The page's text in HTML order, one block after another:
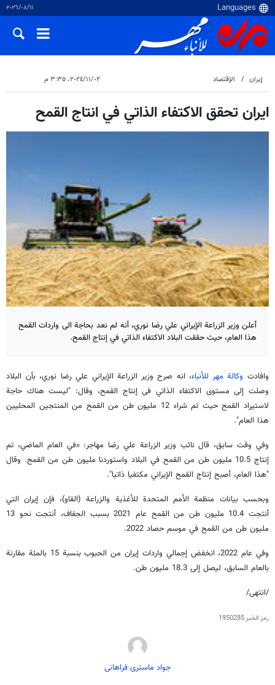
١١‏/٠٨‏/٢٠٢٦
إيران الإقتصاد ٠٢‏/١١‏/٢٠٢٤، ٣:٣٥ م
ايران تحقق الاكتفاء الذاتي في انتاج القمح
أعلن وزير الزراعة الإيراني علي رضا نوري، أنه لم نعد بحاجة الى واردات القمح
هذا العام، حيث حققت البلاد الاكتفاء الذاتي في إنتاج القمح.
وافادت وكالة مهر للأنباء، انه صرح وزير الزراعة الإيراني علي رضا نوري، بأن البلاد
وصلت إلى مستوى الاكتفاء الذاتي فی إنتاج القمح، وقال: "ليست هناك حاجة
لاستيراد القمح حيث تم شراء 12 مليون طن من القمح من المنتجين المحليين
هذا العام".
وفي وقت سابق، قال نائب وزير الزراعة علي رضا مهاجر: «في العام الماضي، تم
إنتاج 10.5 مليون طن من القمح في البلاد واستوردنا مليون طن من القمح. وقال
"هذا العام، أصبح إنتاج القمح الإيراني مكتفيا ذاتيا".
وبحسب بيانات منظمة الأمم المتحدة للأغذية والزراعة (الفاو)، فإن إيران التي
أنتجت 10.4 مليون طن من القمح عام 2021 بسبب الجفاف، أنتجت نحو 13
مليون طن من القمح في موسم حصاد 2022.
وفي عام 2022، انخفض إجمالي واردات إيران من الحبوب بنسبة 15 بالمئة مقارنة
بالعام السابق، ليصل إلى 18.3 مليون طن.
/انتهى/
رمز الخبر1950285
جواد ماستری فراهانی